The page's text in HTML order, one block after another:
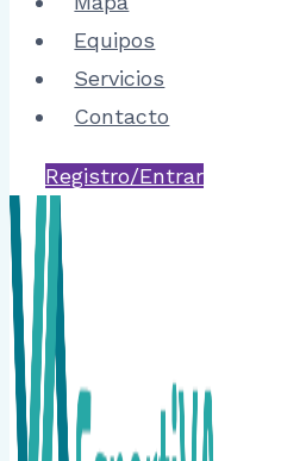
Equipos
Servicios
Contacto
Registro/Entrar